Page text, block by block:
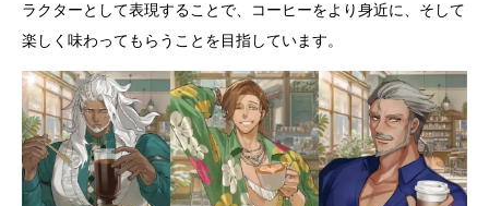
ラクターとして表現することで、コーヒーをより身近に、そして
楽しく味わってもらうことを目指しています。